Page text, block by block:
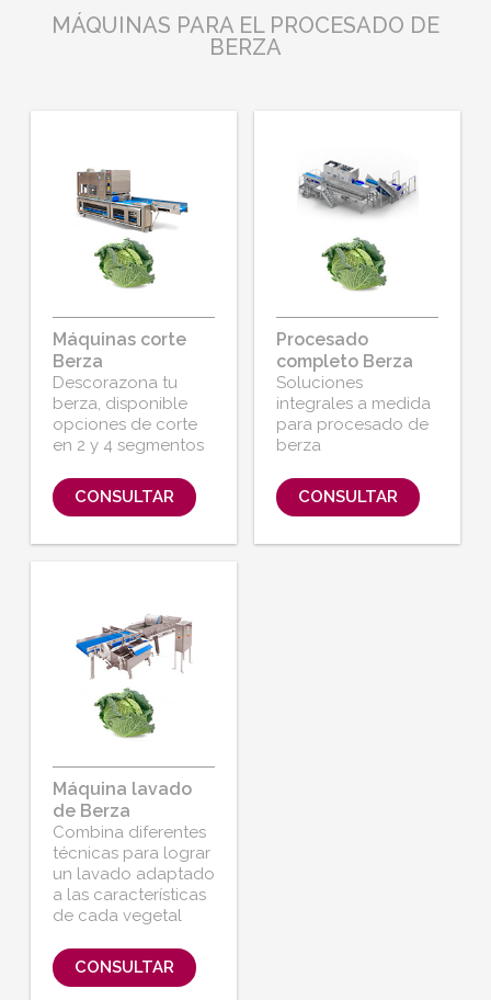
MÁQUINAS PARA EL PROCESADO DE
BERZA
Máquinas corte
Berza
Descorazona tu
berza, disponible
opciones de corte
en 2 y 4 segmentos
CONSULTAR
Procesado
completo Berza
Soluciones
integrales a medida
para procesado de
berza
CONSULTAR
Máquina lavado
de Berza
Combina diferentes
técnicas para lograr
un lavado adaptado
a las características
de cada vegetal
CONSULTAR